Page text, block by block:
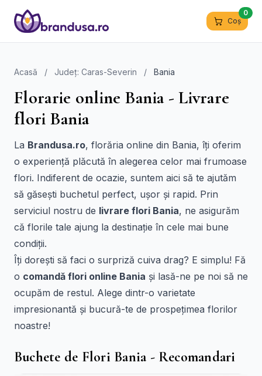
Coș
0
Acasă / Județ: Caras-Severin / Bania
Florarie online Bania - Livrare
flori Bania
La Brandusa.ro, florăria online din Bania, îți oferim
o experiență plăcută în alegerea celor mai frumoase
flori. Indiferent de ocazie, suntem aici să te ajutăm
să găsești buchetul perfect, ușor și rapid. Prin
serviciul nostru de livrare flori Bania, ne asigurăm
că florile tale ajung la destinație în cele mai bune
condiții.
Îți dorești să faci o surpriză cuiva drag? E simplu! Fă
o comandă flori online Bania și lasă-ne pe noi să ne
ocupăm de restul. Alege dintr-o varietate
impresionantă și bucură-te de prospețimea florilor
noastre!
Buchete de Flori Bania - Recomandari